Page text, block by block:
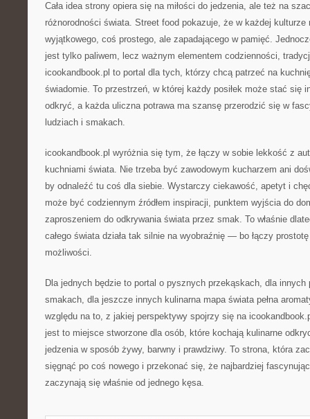
Cała idea strony opiera się na miłości do jedzenia, ale też na
różnorodności świata. Street food pokazuje, że w każdej
wyjątkowego, coś prostego, ale zapadającego w pamięć.
jest tylko paliwem, lecz ważnym elementem codzienności,
icookandbook.pl to portal dla tych, którzy chcą patrzeć na
świadomie. To przestrzeń, w której każdy posiłek może stać się
odkryć, a każda uliczna potrawa ma szansę przerodzić się w
ludziach i smakach.
icookandbook.pl wyróżnia się tym, że łączy w sobie lekkość z
kuchniami świata. Nie trzeba być zawodowym kucharzem ani
by odnaleźć tu coś dla siebie. Wystarczy ciekawość, apetyt i
może być codziennym źródłem inspiracji, punktem wyjścia do
zaproszeniem do odkrywania świata przez smak. To właśnie
całego świata działa tak silnie na wyobraźnię — bo łączy
możliwości.
Dla jednych będzie to portal o pysznych przekąskach, dla innych
smakach, dla jeszcze innych kulinarna mapa świata pełna
względu na to, z jakiej perspektywy spojrzy się na
jest to miejsce stworzone dla osób, które kochają kulinarne
jedzenia w sposób żywy, barwny i prawdziwy. To strona, która
sięgnąć po coś nowego i przekonać się, że najbardziej
zaczynają się właśnie od jednego kęsa.